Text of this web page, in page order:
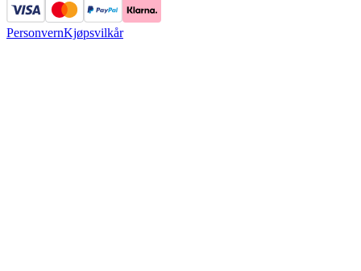
PersonvernKjøpsvilkår